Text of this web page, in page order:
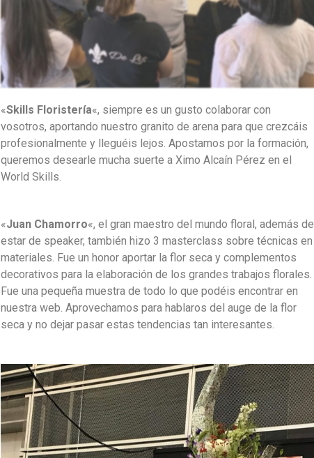
«Skills Floristería«, siempre es un gusto colaborar con
vosotros, aportando nuestro granito de arena para que crezcáis
profesionalmente y lleguéis lejos. Apostamos por la formación,
queremos desearle mucha suerte a Ximo Alcaín Pérez en el
World Skills.
«Juan Chamorro«, el gran maestro del mundo floral, además de
estar de speaker, también hizo 3 masterclass sobre técnicas en
materiales. Fue un honor aportar la flor seca y complementos
decorativos para la elaboración de los grandes trabajos florales.
Fue una pequeña muestra de todo lo que podéis encontrar en
nuestra web. Aprovechamos para hablaros del auge de la flor
seca y no dejar pasar estas tendencias tan interesantes.